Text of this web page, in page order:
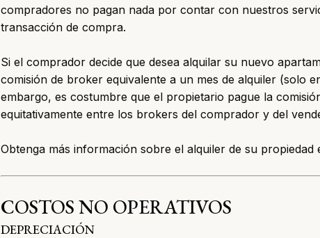
compradores no pagan nada por contar con nuestros
transacción de compra.
Si el comprador decide que desea alquilar su nuevo
comisión de broker equivalente a un mes de alquiler (solo
embargo, es costumbre que el propietario pague la
equitativamente entre los brokers del comprador y del
Obtenga más información sobre el alquiler de su propiedad
COSTOS NO OPERATIVOS
DEPRECIACIÓN